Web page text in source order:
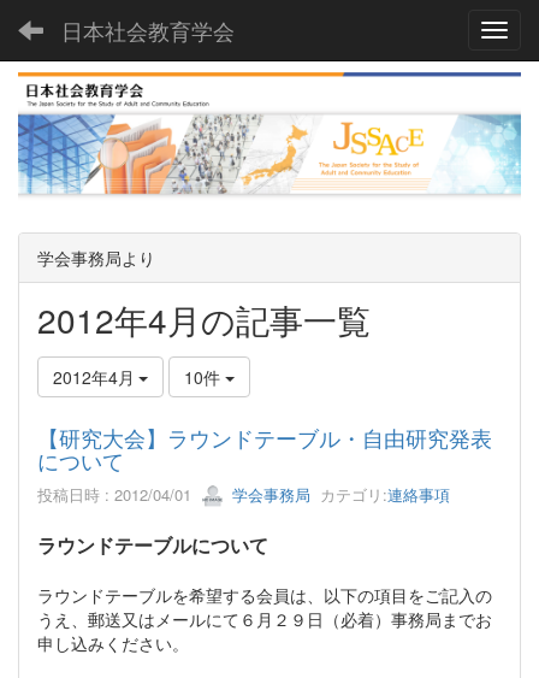
日本社会教育学会
学会事務局より
2012年4月の記事一覧
2012年4月 10件
【研究大会】ラウンドテーブル・自由研究発表
について
投稿日時 : 2012/04/01 学会事務局 カテゴリ:連絡事項
ラウンドテーブルについて
ラウンドテーブルを希望する会員は、以下の項目をご記入の
うえ、郵送又はメールにて６月２９日（必着）事務局までお
申し込みください。